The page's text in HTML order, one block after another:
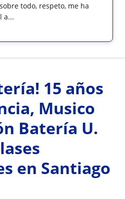
todo, respeto, me ha
a...
15 años
Musico
Batería U.
en Santiago